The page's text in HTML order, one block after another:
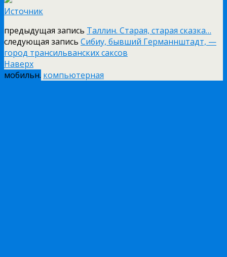
Источник
предыдущая запись Таллин. Старая, старая сказка…
следующая запись Сибиу, бывший Германнштадт, —
город трансильванских саксов
Наверх
мобильн. компьютерная